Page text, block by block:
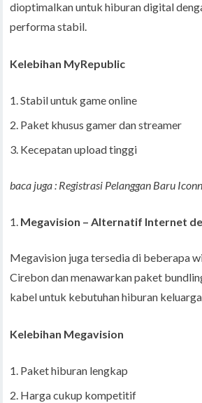
dioptimalkan untuk hiburan digital
performa stabil.
Kelebihan MyRepublic
Stabil untuk game online
Paket khusus gamer dan streamer
Kecepatan upload tinggi
baca juga : Registrasi Pelanggan Baru
Megavision – Alternatif Internet
Megavision juga tersedia di beberapa
Cirebon dan menawarkan paket
kabel untuk kebutuhan hiburan
Kelebihan Megavision
Paket hiburan lengkap
Harga cukup kompetitif